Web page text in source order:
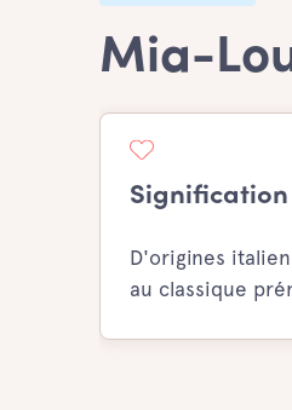
Mia-
D'origines
au classique